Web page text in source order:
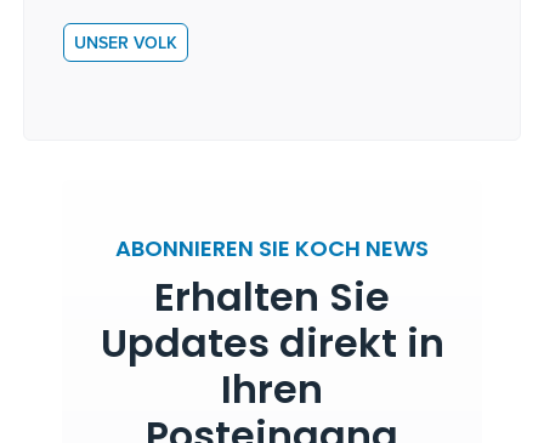
UNSER VOLK
ABONNIEREN SIE KOCH NEWS
Erhalten Sie
Updates direkt in
Ihren